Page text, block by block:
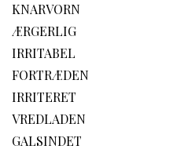
KNARVORN
ÆRGERLIG
IRRITABEL
FORTRÆDEN
IRRITERET
VREDLADEN
GALSINDET